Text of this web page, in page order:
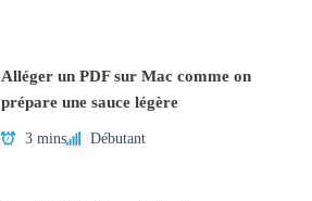
Alléger un PDF sur Mac comme on
prépare une sauce légère
3 mins Débutant